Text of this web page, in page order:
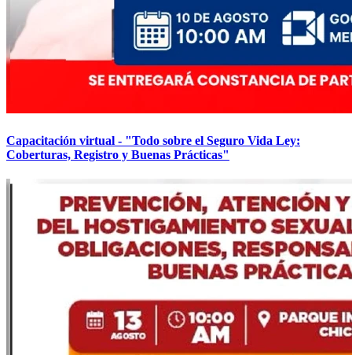
Capacitación virtual - "Todo sobre el Seguro Vida Ley:
Coberturas, Registro y Buenas Prácticas"